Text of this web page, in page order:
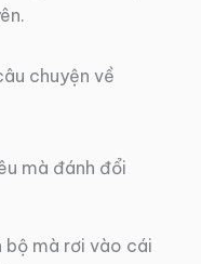
chuyện về
mà đánh đổi
bộ mà rơi vào cái